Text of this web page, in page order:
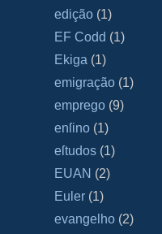
edição (1)
EF Codd (1)
Ekiga (1)
emigração (1)
emprego (9)
enſino (1)
eſtudos (1)
EUAN (2)
Euler (1)
evangelho (2)